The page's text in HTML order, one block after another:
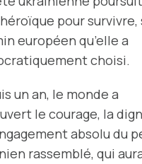
pour survivre,
européen qu’elle a
choisi.
un an, le monde a
le courage, la
absolu du
rassemblé, qui